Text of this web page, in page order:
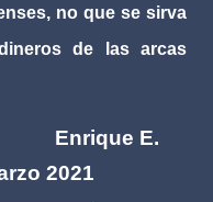
no que se sirva
de las arcas
E.
2021